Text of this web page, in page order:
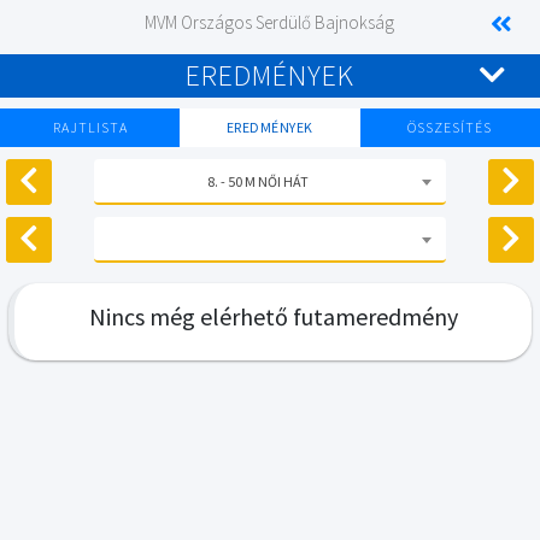
MVM Országos Serdülő Bajnokság
EREDMÉNYEK
RAJTLISTA EREDMÉNYEK ÖSSZESÍTÉS
8. - 50 M NŐI HÁT
Nincs még elérhető futameredmény